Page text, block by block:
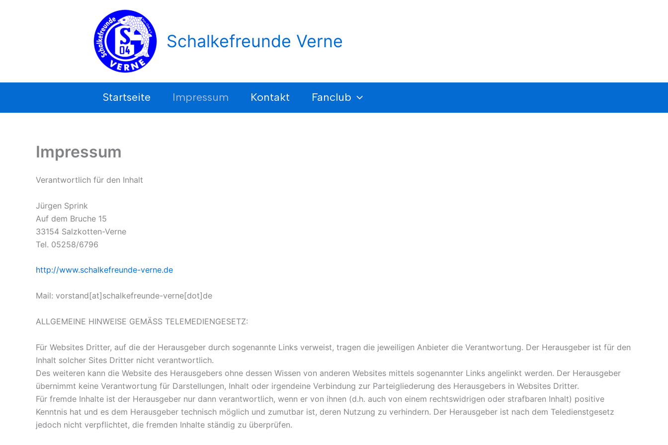
Schalkefreunde Verne
Startseite Impressum Kontakt Fanclub
Impressum
Verantwortlich für den Inhalt
Jürgen Sprink
Auf dem Bruche 15
33154 Salzkotten-Verne
Tel. 05258/6796
http://www.schalkefreunde-verne.de
Mail: vorstand[at]schalkefreunde-verne[dot]de
ALLGEMEINE HINWEISE GEMÄSS TELEMEDIENGESETZ:
Für Websites Dritter, auf die der Herausgeber durch sogenannte Links verweist, tragen die jeweiligen Anbieter die Verantwortung. Der Herausgeber ist für den
Inhalt solcher Sites Dritter nicht verantwortlich.
Des weiteren kann die Website des Herausgebers ohne dessen Wissen von anderen Websites mittels sogenannter Links angelinkt werden. Der Herausgeber
übernimmt keine Verantwortung für Darstellungen, Inhalt oder irgendeine Verbindung zur Parteigliederung des Herausgebers in Websites Dritter.
Für fremde Inhalte ist der Herausgeber nur dann verantwortlich, wenn er von ihnen (d.h. auch von einem rechtswidrigen oder strafbaren Inhalt) positive
Kenntnis hat und es dem Herausgeber technisch möglich und zumutbar ist, deren Nutzung zu verhindern. Der Herausgeber ist nach dem Teledienstgesetz
jedoch nicht verpflichtet, die fremden Inhalte ständig zu überprüfen.